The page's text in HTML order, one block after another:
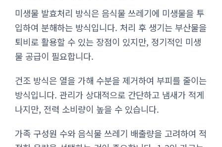
미생물 발효처리 방식은 음식물 쓰레기에 미생물을 투
입하여 분해하는 방식입니다. 처리 후 생기는 부산물을
퇴비로 활용할 수 있는 장점이 있지만, 정기적인 미생
물 공급이 필요합니다.
건조 방식은 열을 가해 수분을 제거하여 부피를 줄이는
방식입니다. 관리가 상대적으로 간단하고 냄새가 적게
나지만, 전력 소비량이 높을 수 있습니다.
가족 구성원 수와 음식물 쓰레기 배출량을 고려하여 적